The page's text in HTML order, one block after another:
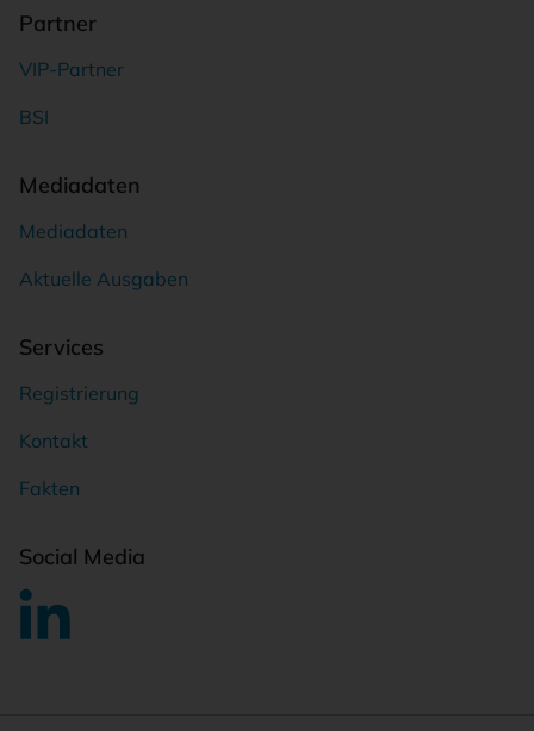
Partner
VIP-Partner
BSI
Mediadaten
Mediadaten
Aktuelle Ausgaben
Services
Registrierung
Kontakt
Fakten
Social Media